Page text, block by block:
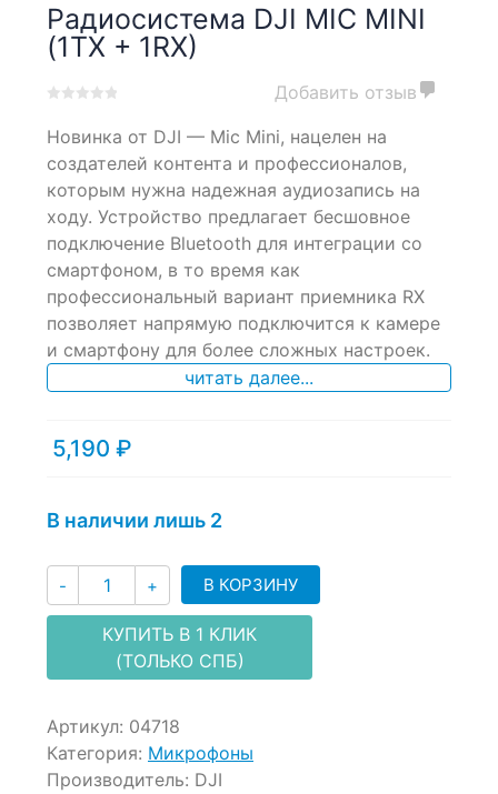
Радиосистема DJI MIC MINI
(1TX + 1RX)
out
based
on
customer
ratings
Добавить отзыв
Новинка от DJI — Mic Mini, нацелен на
создателей контента и профессионалов,
которым нужна надежная аудиозапись на
ходу. Устройство предлагает бесшовное
подключение Bluetooth для интеграции со
смартфоном, в то время как
профессиональный вариант приемника RX
позволяет напрямую подключится к камере
и смартфону для более сложных настроек.
читать далее...
5,190 ₽
В наличии лишь 2
- Количество
+ В КОРЗИНУ
КУПИТЬ В 1 КЛИК
(ТОЛЬКО СПБ)
Артикул: 04718
Категория: Микрофоны
Производитель: DJI